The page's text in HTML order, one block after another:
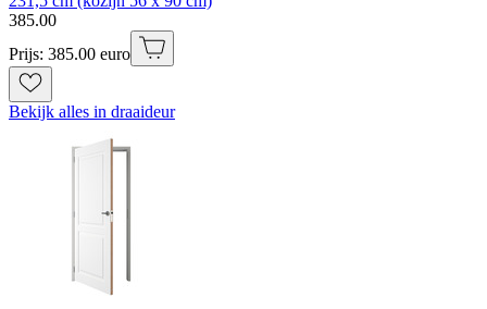
385.00
Prijs: 385.00 euro
Bekijk alles in draaideur